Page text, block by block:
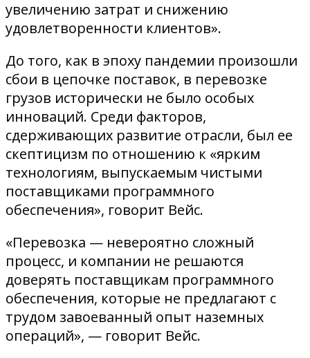
увеличению затрат и снижению
удовлетворенности клиентов».
До того, как в эпоху пандемии произошли
сбои в цепочке поставок, в перевозке
грузов исторически не было особых
инноваций. Среди факторов,
сдерживающих развитие отрасли, был ее
скептицизм по отношению к «ярким
технологиям, выпускаемым чистыми
поставщиками программного
обеспечения», говорит Вейс.
«Перевозка — невероятно сложный
процесс, и компании не решаются
доверять поставщикам программного
обеспечения, которые не предлагают с
трудом завоеванный опыт наземных
операций», — говорит Вейс.